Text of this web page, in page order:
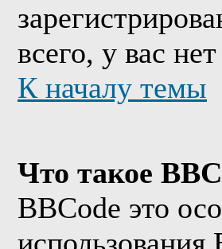
всего, у вас
К началу темы
Что такое
BBCode это